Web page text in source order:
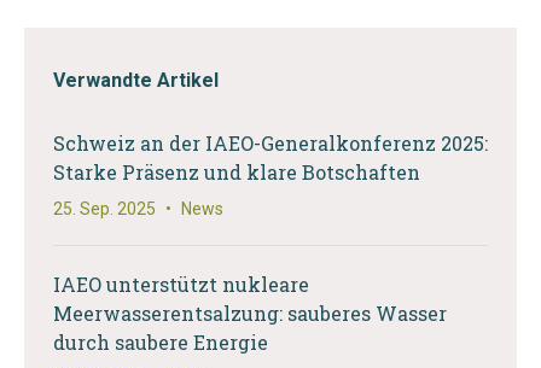
Verwandte Artikel
Schweiz an der IAEO-Generalkonferenz 2025:
Starke Präsenz und klare Botschaften
25. Sep. 2025 • News
IAEO unterstützt nukleare
Meerwasserentsalzung: sauberes Wasser
durch saubere Energie